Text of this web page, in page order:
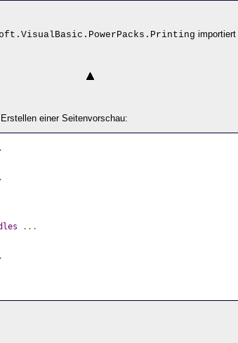
importiert
einer Seitenvorschau:
.
...
.